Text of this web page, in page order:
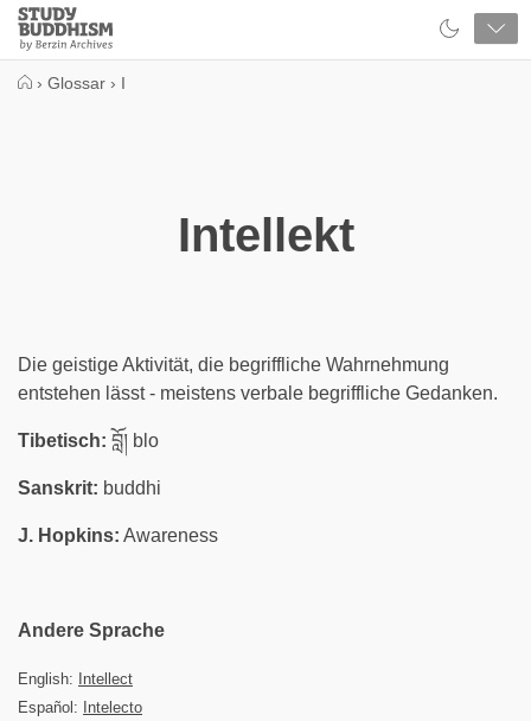
Close
Study
Buddhism
› Glossar › I
Intellekt
Die geistige Aktivität, die begriffliche Wahrnehmung
entstehen lässt - meistens verbale begriffliche Gedanken.
Tibetisch: བློ། blo
Sanskrit: buddhi
J. Hopkins: Awareness
Andere Sprache
English:
Intellect
Español:
Intelecto